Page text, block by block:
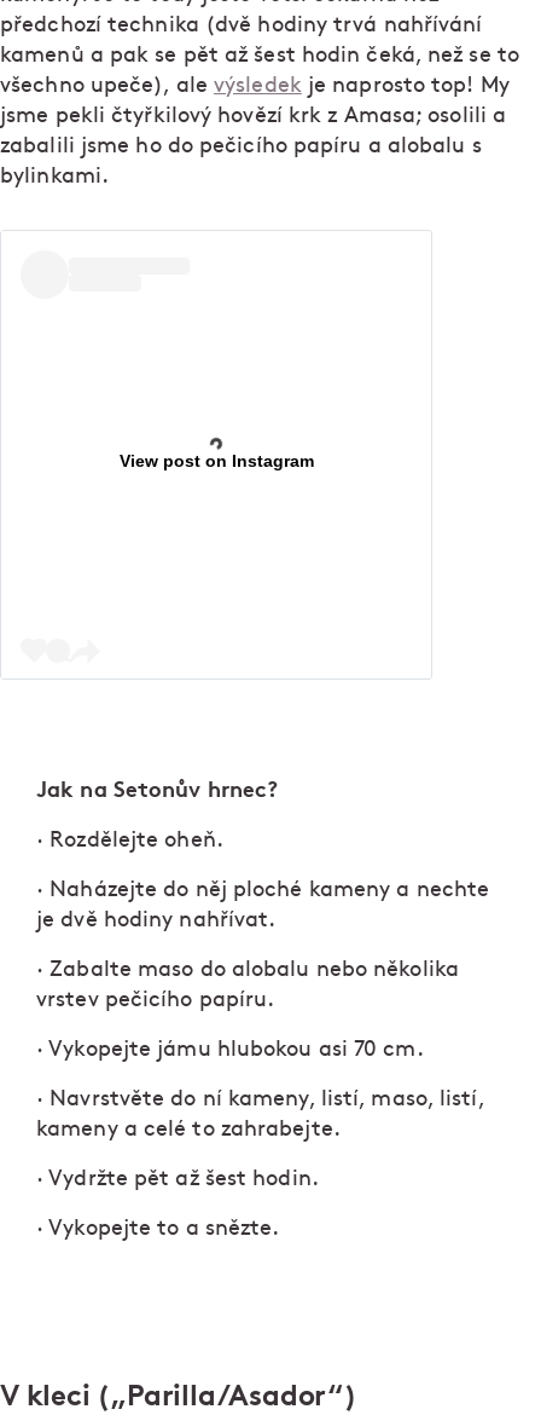
předchozí technika (dvě hodiny trvá nahřívání
kamenů a pak se pět až šest hodin čeká, než se to
všechno upeče), alevýsledekje naprosto top! My
jsme pekli čtyřkilový hovězí krk z Amasa; osolili a
zabalili jsme ho do pečicího papíru a alobalu s
bylinkami.
View post on Instagram
Jak na Setonův hrnec?
· Rozdělejte oheň.
· Naházejte do něj ploché kameny a nechte
je dvě hodiny nahřívat.
· Zabalte maso do alobalu nebo několika
vrstev pečicího papíru.
· Vykopejte jámu hlubokou asi 70 cm.
· Navrstvěte do ní kameny, listí, maso, listí,
kameny a celé to zahrabejte.
· Vydržte pět až šest hodin.
· Vykopejte to a snězte.
V kleci („Parilla/Asador“)